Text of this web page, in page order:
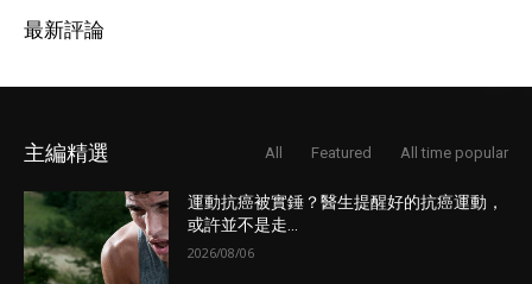
最新評論
主編精選 All Featured All time popular
運動抗癌被實錘？醫生提醒好的抗癌運動，
或許並不是走...
2026/08/06